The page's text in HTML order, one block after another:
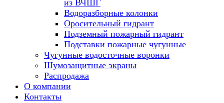
из ВЧШГ
Водоразборные колонки
Оросительный гидрант
Подземный пожарный гидрант
Подставки пожарные чугунные
Чугунные водосточные воронки
Шумозащитные экраны
Распродажа
О компании
Контакты